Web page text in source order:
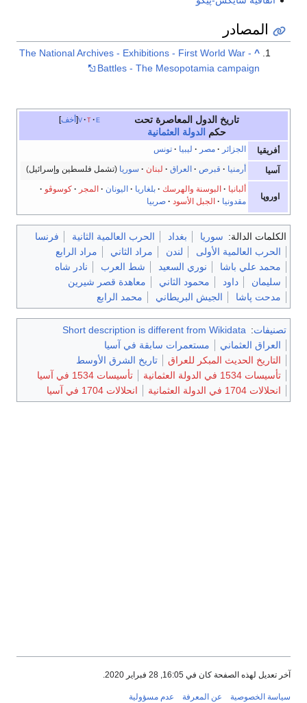
المصادر
^
The National Archives - Exhibitions - First World War -
Battles - The Mesopotamia campaign
أخف v t e
تاريخ الدول المعاصرة تحت
حكم الدولة العثمانية
أفريقيا الجزائر مصر ليبيا تونس
آسيا أرمنيا قبرص العراق لبنان سوريا (تشمل فلسطين وإسرائيل)
اوروپا
ألبانيا البوسنة والهرسك بلغاريا اليونان المجر
كوسوڤو
مقدونيا
الجبل الأسود صربيا
الكلمات الدالة: سوريا بغداد الحرب العالمية الثانية
فرنسا
الحرب العالمية الأولى
لندن مراد الثاني
مراد الرابع
محمد علي باشا
نوري السعيد شط العرب
نادر شاه
سليمان
داود محمود الثاني
معاهدة قصر شيرين
مدحت پاشا
الجيش البريطاني محمد الرابع
تصنيفات:
Short description is different from Wikidata
العراق العثماني
مستعمرات سابقة في آسيا
التاريخ الحديث المبكر للعراق
تاريخ الشرق الأوسط
تأسيسات 1534 في الدولة العثمانية
تأسيسات 1534 في آسيا
انحلالات 1704 في الدولة العثمانية
انحلالات 1704 في آسيا
آخر تعديل لهذه الصفحة كان في 16:05, 28 فبراير 2020.
سياسة الخصوصية عن المعرفة عدم مسؤولية